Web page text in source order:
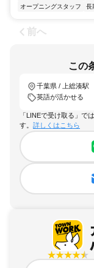
オープニングスタッフ
長
前へ
この
千葉県 / 上総湊駅
英語が活かせる
「LINEで受け取る」で
す。 詳しくはこちら